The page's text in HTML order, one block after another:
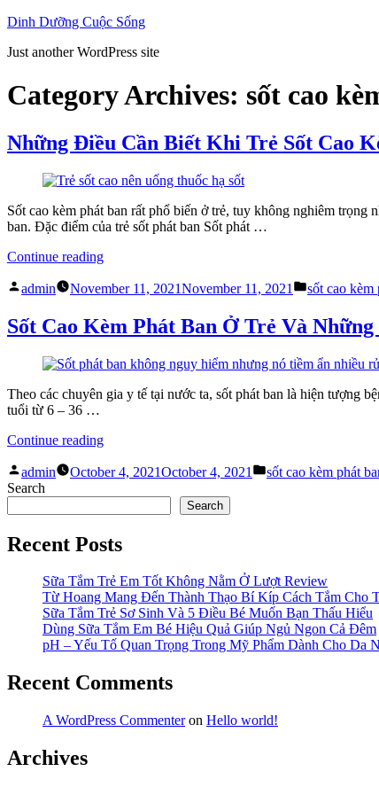
Skip
content
Dinh Dưỡng Cuộc Sống
Just another WordPress site
Category Archives: sốt cao
Những Điều Cần Biết Khi Trẻ Sốt Cao
Sốt cao kèm phát ban rất phổ biến ở trẻ, tuy không nghiêm
ban. Đặc điểm của trẻ sốt phát ban Sốt phát …
Continue reading“Những
Cần
Khi
Trẻ
Cao
Phát
Posted
admin November 11, 2021November 11, 2021
Posted
sốt cao kèm
Sốt Cao Kèm Phát Ban Ở Trẻ Và
Theo các chuyên gia y tế tại nước ta, sốt phát ban là hiện tượng
tuổi từ 6 – 36 …
Continue reading“Sốt
Kèm
Ở
Và
Điều
Cha
Mẹ
Cần
Lưu
Posted
by
admin October 4, 2021October 4, 2021
Posted
sốt cao kèm phát
Search
Search
Recent Posts
Sữa Tắm Trẻ Em Tốt Không Nằm Ở Lượt Review
Từ Hoang Mang Đến Thành Thạo Bí Kíp Cách Tắm Cho
Sữa Tắm Trẻ Sơ Sinh Và 5 Điều Bé Muốn Bạn Thấu Hiểu
Dùng Sữa Tắm Em Bé Hiệu Quả Giúp Ngủ Ngon Cả Đêm
pH – Yếu Tố Quan Trọng Trong Mỹ Phẩm Dành Cho Da
Recent Comments
A WordPress Commenteron Hello world!
Archives